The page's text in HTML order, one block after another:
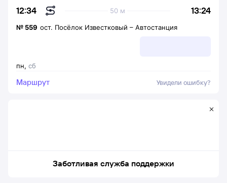
12:34 13:24
50 м
пн, сб
№ 559 ост. Посёлок Известковый – Автостанция
Маршрут Увидели ошибку?
Заботливая служба поддержки